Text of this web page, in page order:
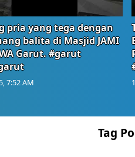
pria yang tega dengan
balita di Masjid JAMI
Garut. #garut
7:52 AM
Tag